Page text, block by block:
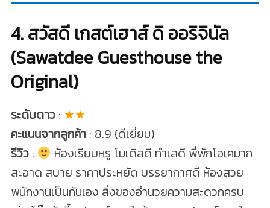
4. สวัสดี เกสต์เฮาส์ ดิ ออริจินัล
(Sawatdee Guesthouse the
Original)
ระดับดาว: ★★
คะแนนจากลูกค้า: 8.9 (ดีเยี่ยม)
รีวิว:
ห้องเรียบหรู โมเดิลดี ทำเลดี พี่พักโอเคมาก
สะอาด สบาย ราคาประหยัด บรรยากาศดี ห้องสวย
พนักงานเป็นกันเอง สิ่งของอำนวยความสะดวกครบ